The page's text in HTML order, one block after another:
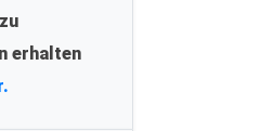
erhalten